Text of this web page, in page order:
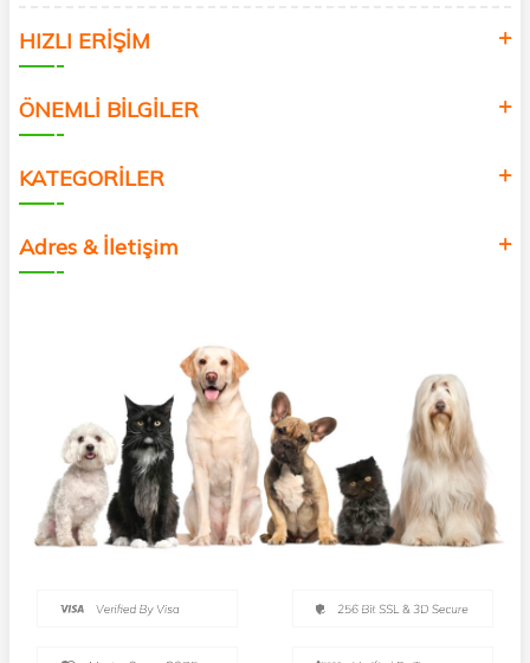
HIZLI ERİŞİM
ÖNEMLİ BİLGİLER
KATEGORİLER
Adres & İletişim